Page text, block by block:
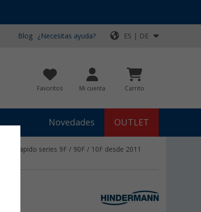
Blog ¿Necesitas ayuda? ES | DE
Favoritos Mi cuenta Carrito
Novedades OUTLET
Rapido series 9F / 90F / 10F desde 2011